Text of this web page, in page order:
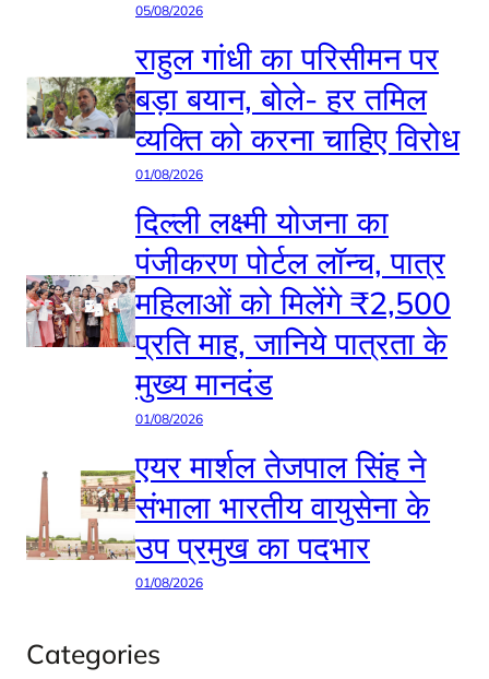
05/08/2026
राहुल गांधी का परिसीमन पर
बड़ा बयान, बोले- हर तमिल
व्यक्ति को करना चाहिए विरोध
01/08/2026
दिल्ली लक्ष्मी योजना का
पंजीकरण पोर्टल लॉन्च, पात्र
महिलाओं को मिलेंगे ₹2,500
प्रति माह, जानिये पात्रता के
मुख्य मानदंड
01/08/2026
एयर मार्शल तेजपाल सिंह ने
संभाला भारतीय वायुसेना के
उप प्रमुख का पदभार
01/08/2026
Categories